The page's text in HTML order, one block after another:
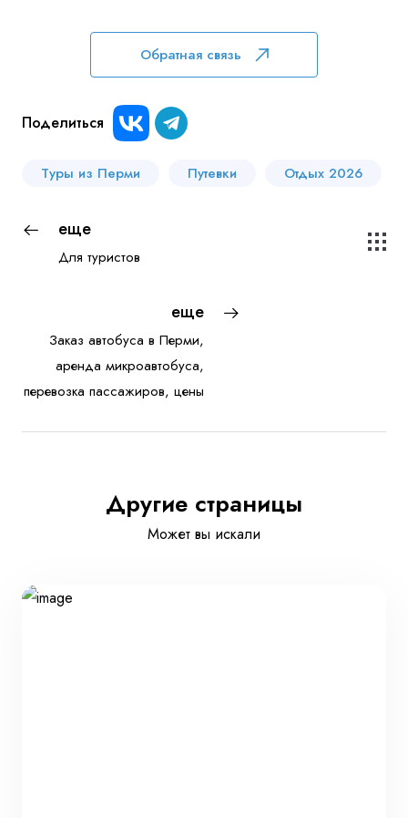
Обратная связь
Поделиться
Туры из Перми Путевки Отдых 2026
еще
Для туристов
еще
Заказ автобуса в Перми,
аренда микроавтобуса,
перевозка пассажиров, цены
Другие страницы
Может вы искали